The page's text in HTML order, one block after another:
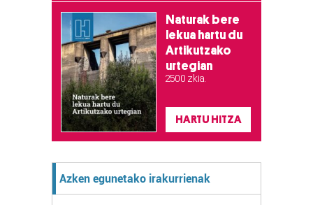
Naturak bere
lekua hartu du
Artikutzako
urtegian
2.500 zkia.
HARTU HITZA
Azken egunetako irakurrienak